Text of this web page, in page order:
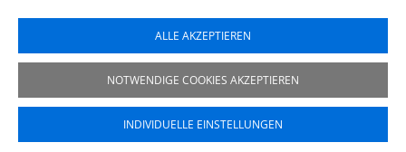
ALLE AKZEPTIEREN
NOTWENDIGE COOKIES AKZEPTIEREN
INDIVIDUELLE EINSTELLUNGEN